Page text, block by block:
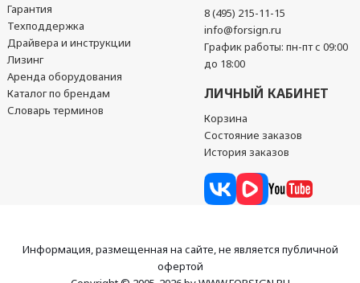
Гарантия
Техподдержка
Драйвера и инструкции
Лизинг
Аренда оборудования
Каталог по брендам
Словарь терминов
8 (495) 215-11-15
info@forsign.ru
График работы: пн-пт с 09:00
до 18:00
ЛИЧНЫЙ КАБИНЕТ
Корзина
Состояние заказов
История заказов
Информация, размещенная на сайте, не является публичной
офертой